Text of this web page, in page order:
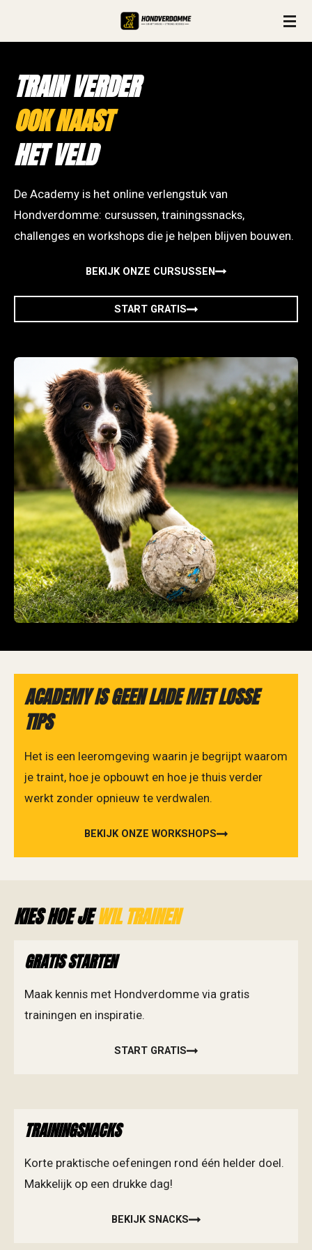
de
hoofdinhoud
TRAIN VERDER
OOK NAAST
HET VELD
De Academy is het online verlengstuk van
Hondverdomme: cursussen, trainingssnacks,
challenges en workshops die je helpen blijven bouwen.
BEKIJK ONZE CURSUSSEN
START GRATIS
ACADEMY IS GEEN LADE MET LOSSE
TIPS
Het is een leeromgeving waarin je begrijpt waarom
je traint, hoe je opbouwt en hoe je thuis verder
werkt zonder opnieuw te verdwalen.
BEKIJK ONZE WORKSHOPS
KIES HOE JEWIL TRAINEN
GRATIS STARTEN
Maak kennis met Hondverdomme via gratis
trainingen en inspiratie.
START GRATIS
TRAININGSNACKS
Korte praktische oefeningen rond één helder doel.
Makkelijk op een drukke dag!
BEKIJK SNACKS